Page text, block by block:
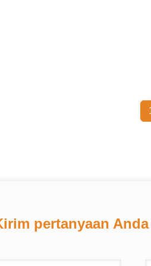
pertanyaan